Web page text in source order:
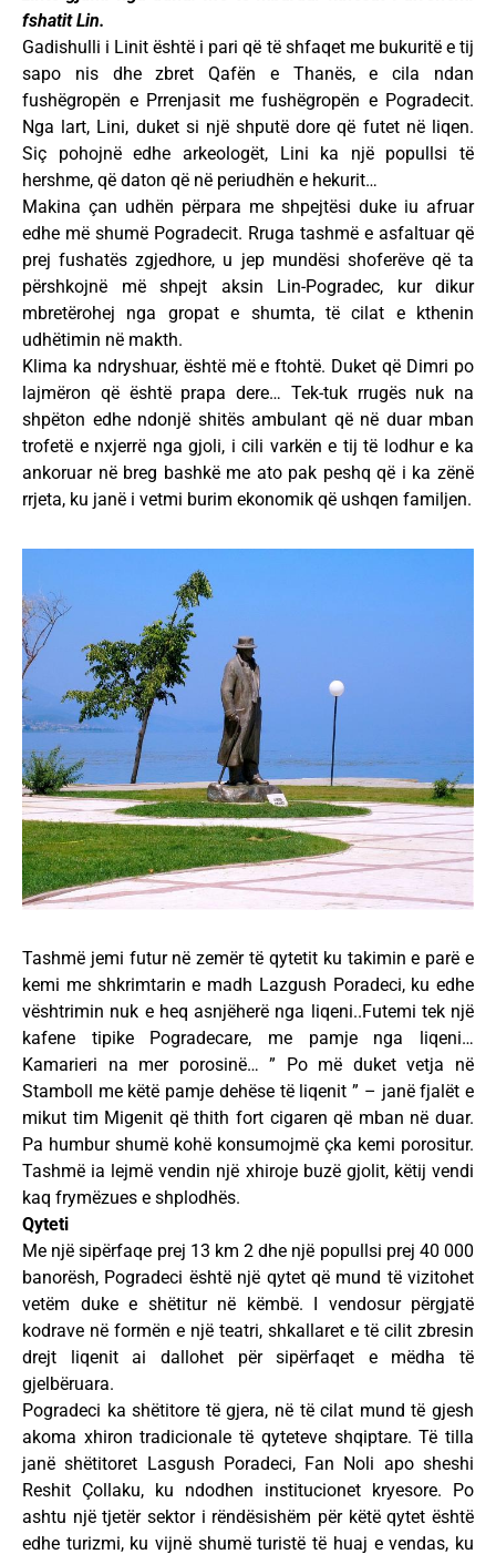
fshatit Lin.
Gadishulli i Linit është i pari që të shfaqet me bukuritë e tij
sapo nis dhe zbret Qafën e Thanës, e cila ndan
fushëgropën e Prrenjasit me fushëgropën e Pogradecit.
Nga lart, Lini, duket si një shputë dore që futet në liqen.
Siç pohojnë edhe arkeologët, Lini ka një popullsi të
hershme, që daton që në periudhën e hekurit…
Makina çan udhën përpara me shpejtësi duke iu afruar
edhe më shumë Pogradecit. Rruga tashmë e asfaltuar që
prej fushatës zgjedhore, u jep mundësi shoferëve që ta
përshkojnë më shpejt aksin Lin-Pogradec, kur dikur
mbretërohej nga gropat e shumta, të cilat e kthenin
udhëtimin në makth.
Klima ka ndryshuar, është më e ftohtë. Duket që Dimri po
lajmëron që është prapa dere… Tek-tuk rrugës nuk na
shpëton edhe ndonjë shitës ambulant që në duar mban
trofetë e nxjerrë nga gjoli, i cili varkën e tij të lodhur e ka
ankoruar në breg bashkë me ato pak peshq që i ka zënë
rrjeta, ku janë i vetmi burim ekonomik që ushqen familjen.
Tashmë jemi futur në zemër të qytetit ku takimin e parë e
kemi me shkrimtarin e madh Lazgush Poradeci, ku edhe
vështrimin nuk e heq asnjëherë nga liqeni..Futemi tek një
kafene tipike Pogradecare, me pamje nga liqeni…
Kamarieri na mer porosinë… ” Po më duket vetja në
Stamboll me këtë pamje dehëse të liqenit ” – janë fjalët e
mikut tim Migenit që thith fort cigaren që mban në duar.
Pa humbur shumë kohë konsumojmë çka kemi porositur.
Tashmë ia lejmë vendin një xhiroje buzë gjolit, këtij vendi
kaq frymëzues e shplodhës.
Qyteti
Me një sipërfaqe prej 13 km 2 dhe një popullsi prej 40 000
banorësh, Pogradeci është një qytet që mund të vizitohet
vetëm duke e shëtitur në këmbë. I vendosur përgjatë
kodrave në formën e një teatri, shkallaret e të cilit zbresin
drejt liqenit ai dallohet për sipërfaqet e mëdha të
gjelbëruara.
Pogradeci ka shëtitore të gjera, në të cilat mund të gjesh
akoma xhiron tradicionale të qyteteve shqiptare. Të tilla
janë shëtitoret Lasgush Poradeci, Fan Noli apo sheshi
Reshit Çollaku, ku ndodhen institucionet kryesore. Po
ashtu një tjetër sektor i rëndësishëm për këtë qytet është
edhe turizmi, ku vijnë shumë turistë të huaj e vendas, ku